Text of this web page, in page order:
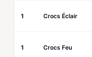
1 Crocs Éclair
1 Crocs Feu